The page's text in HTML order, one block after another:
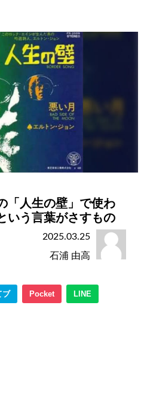
「人生の壁」で使わ
いう言葉がさすもの
2025.03.25
石浦 由高
ブ Pocket LINE